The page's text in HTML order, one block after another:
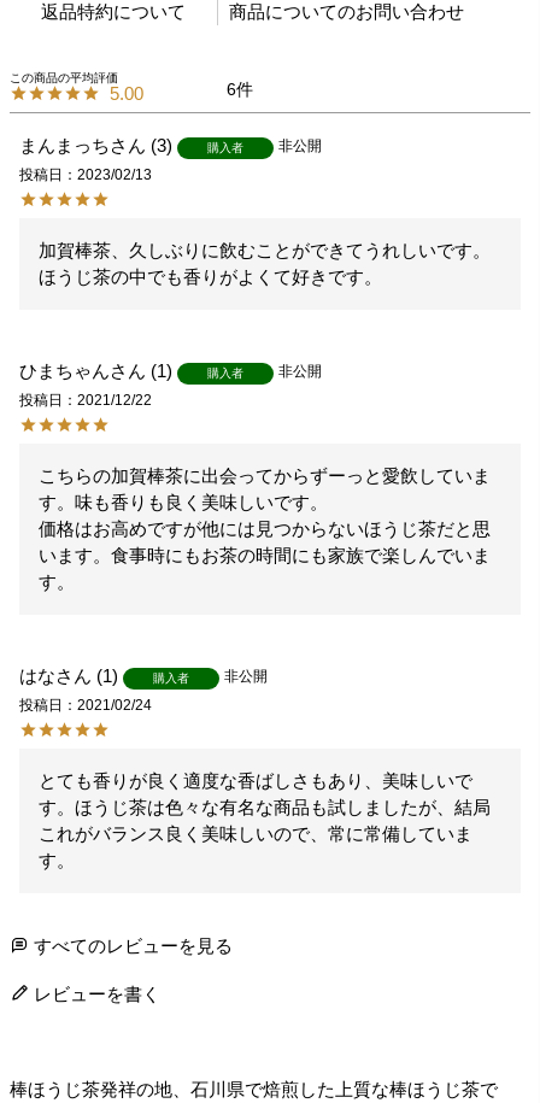
返品特約について 商品についてのお問い合わせ
5.00 6
まんまっち 3 購入者
非公開
投稿日
2023/02/13
加賀棒茶、久しぶりに飲むことができてうれしいです。
ほうじ茶の中でも香りがよくて好きです。
ひまちゃん 1 購入者
非公開
投稿日
2021/12/22
こちらの加賀棒茶に出会ってからずーっと愛飲していま
す。味も香りも良く美味しいです。
価格はお高めですが他には見つからないほうじ茶だと思
います。食事時にもお茶の時間にも家族で楽しんでいま
す。
はな 1 購入者
非公開
投稿日
2021/02/24
とても香りが良く適度な香ばしさもあり、美味しいで
す。ほうじ茶は色々な有名な商品も試しましたが、結局
これがバランス良く美味しいので、常に常備していま
す。
すべてのレビューを見る
レビューを書く
棒ほうじ茶発祥の地、石川県で焙煎した上質な棒ほうじ茶で